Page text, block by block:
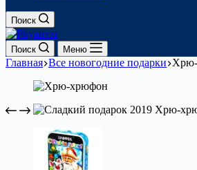
Поиск
Поиск Меню
Главная Все новогодние подарки